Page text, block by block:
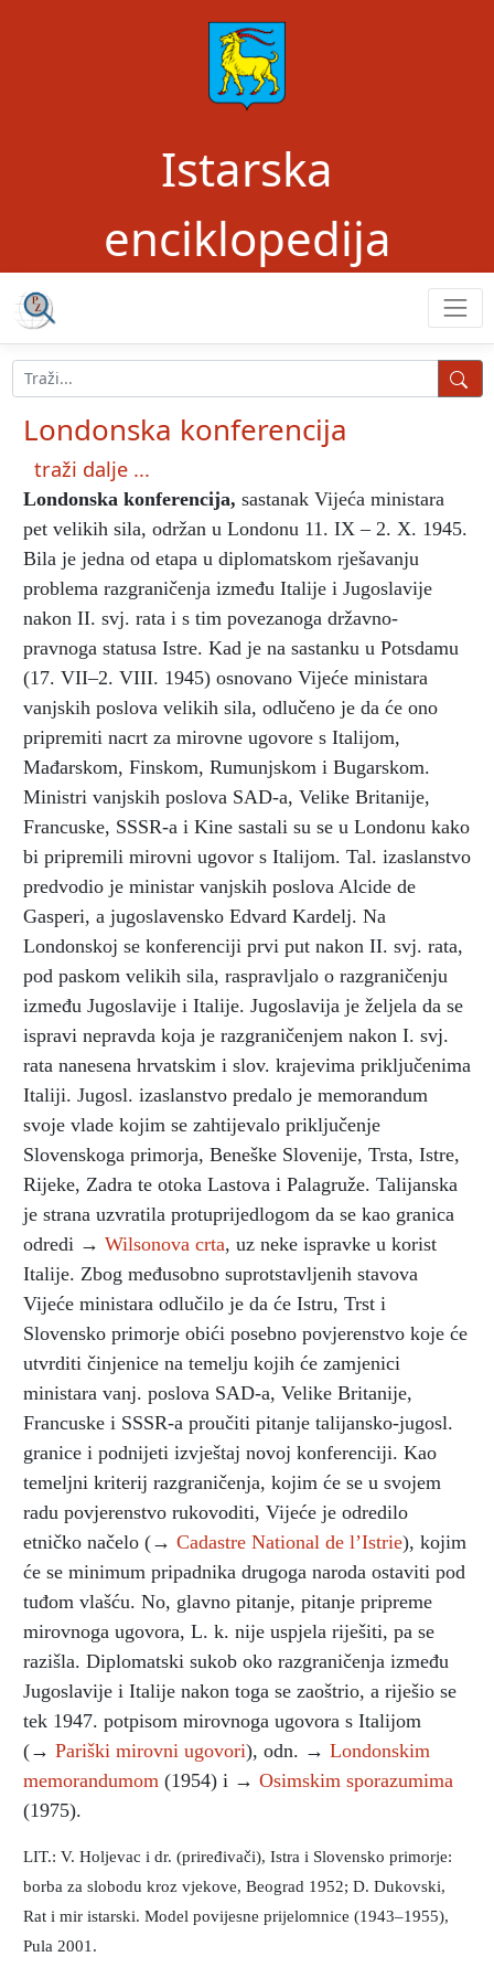
Istarska
enciklopedija
Londonska konferencija
traži dalje ...
Londonska konferencija, sastanak Vijeća ministara
pet velikih sila, održan u Londonu 11. IX – 2. X. 1945.
Bila je jedna od etapa u diplomatskom rješavanju
problema razgraničenja između Italije i Jugoslavije
nakon II. svj. rata i s tim povezanoga državno-
pravnoga statusa Istre. Kad je na sastanku u Potsdamu
(17. VII–2. VIII. 1945) osnovano Vijeće ministara
vanjskih poslova velikih sila, odlučeno je da će ono
pripremiti nacrt za mirovne ugovore s Italijom,
Mađarskom, Finskom, Rumunjskom i Bugarskom.
Ministri vanjskih poslova SAD-a, Velike Britanije,
Francuske, SSSR-a i Kine sastali su se u Londonu kako
bi pripremili mirovni ugovor s Italijom. Tal. izaslanstvo
predvodio je ministar vanjskih poslova Alcide de
Gasperi, a jugoslavensko Edvard Kardelj. Na
Londonskoj se konferenciji prvi put nakon II. svj. rata,
pod paskom velikih sila, raspravljalo o razgraničenju
između Jugoslavije i Italije. Jugoslavija je željela da se
ispravi nepravda koja je razgraničenjem nakon I. svj.
rata nanesena hrvatskim i slov. krajevima priključenima
Italiji. Jugosl. izaslanstvo predalo je memorandum
svoje vlade kojim se zahtijevalo priključenje
Slovenskoga primorja, Beneške Slovenije, Trsta, Istre,
Rijeke, Zadra te otoka Lastova i Palagruže. Talijanska
je strana uzvratila protuprijedlogom da se kao granica
odredi → Wilsonova crta, uz neke ispravke u korist
Italije. Zbog međusobno suprotstavljenih stavova
Vijeće ministara odlučilo je da će Istru, Trst i
Slovensko primorje obići posebno povjerenstvo koje će
utvrditi činjenice na temelju kojih će zamjenici
ministara vanj. poslova SAD-a, Velike Britanije,
Francuske i SSSR-a proučiti pitanje talijansko-jugosl.
granice i podnijeti izvještaj novoj konferenciji. Kao
temeljni kriterij razgraničenja, kojim će se u svojem
radu povjerenstvo rukovoditi, Vijeće je odredilo
etničko načelo (→ Cadastre National de l’Istrie), kojim
će se minimum pripadnika drugoga naroda ostaviti pod
tuđom vlašću. No, glavno pitanje, pitanje pripreme
mirovnoga ugovora, L. k. nije uspjela riješiti, pa se
razišla. Diplomatski sukob oko razgraničenja između
Jugoslavije i Italije nakon toga se zaoštrio, a riješio se
tek 1947. potpisom mirovnoga ugovora s Italijom
(→ Pariški mirovni ugovori), odn. → Londonskim
memorandumom (1954) i → Osimskim sporazumima
(1975).
LIT.: V. Holjevac i dr. (priređivači), Istra i Slovensko primorje:
borba za slobodu kroz vjekove, Beograd 1952; D. Dukovski,
Rat i mir istarski. Model povijesne prijelomnice (1943–1955),
Pula 2001.